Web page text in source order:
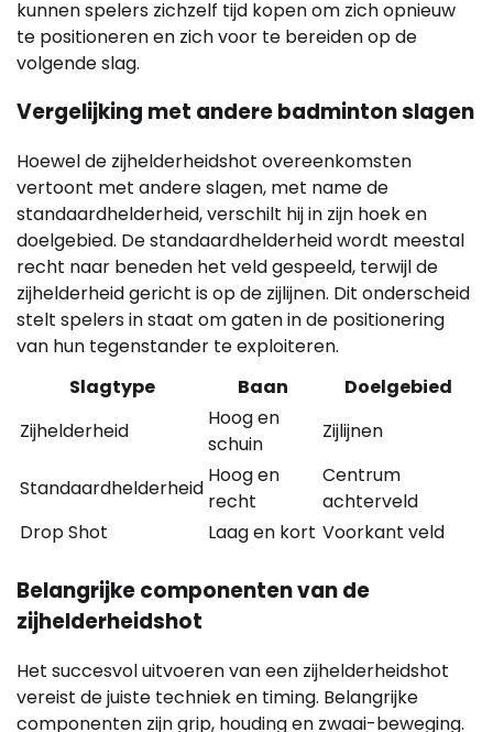
kunnen spelers zichzelf tijd kopen om zich opnieuw
te positioneren en zich voor te bereiden op de
volgende slag.
Vergelijking met andere badminton slagen
Hoewel de zijhelderheidshot overeenkomsten
vertoont met andere slagen, met name de
standaardhelderheid, verschilt hij in zijn hoek en
doelgebied. De standaardhelderheid wordt meestal
recht naar beneden het veld gespeeld, terwijl de
zijhelderheid gericht is op de zijlijnen. Dit onderscheid
stelt spelers in staat om gaten in de positionering
van hun tegenstander te exploiteren.
Slagtype
Baan
Doelgebied
Zijhelderheid
Hoog en
schuin
Zijlijnen
Standaardhelderheid
Hoog en
recht
Centrum
achterveld
Drop Shot
Laag en kort Voorkant veld
Belangrijke componenten van de
zijhelderheidshot
Het succesvol uitvoeren van een zijhelderheidshot
vereist de juiste techniek en timing. Belangrijke
componenten zijn grip, houding en zwaai-beweging.